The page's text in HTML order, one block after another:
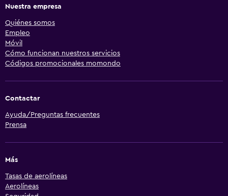
Nuestra empresa
Quiénes somos
Empleo
Móvil
Cómo funcionan nuestros servicios
Códigos promocionales momondo
Contactar
Ayuda/Preguntas frecuentes
Prensa
Más
Tasas de aerolíneas
Aerolíneas